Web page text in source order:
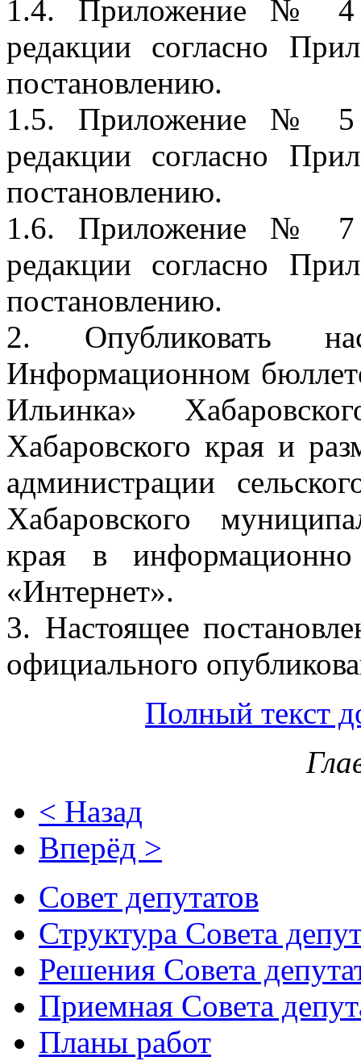
1.4. Приложение № 4
редакции согласно
постановлению.
1.5. Приложение № 5
редакции согласно
постановлению.
1.6. Приложение № 7
редакции согласно
постановлению.
2. Опубликовать
Информационном
Ильинка»
Хабаровского края и
администрации
Хабаровского
края в информационно
«Интернет».
3. Настоящее
официального
Полный текст
< Назад
Вперёд >
Совет депутатов
Структура Совета
Решения Совета
Приемная Совета
Планы работ